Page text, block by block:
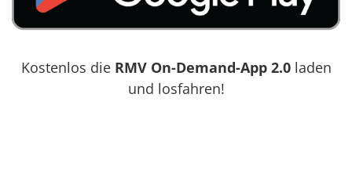
Kostenlos die RMV On-Demand-App 2.0 laden
und losfahren!